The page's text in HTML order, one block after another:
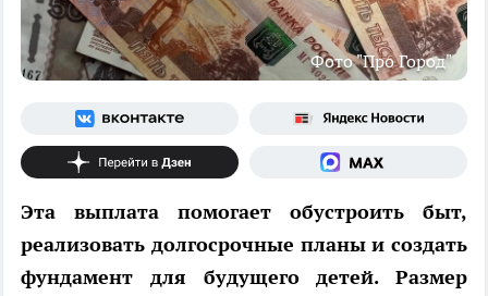
Фото "Про Город"
Эта выплата помогает обустроить быт,
реализовать долгосрочные планы и создать
фундамент для будущего детей. Размер